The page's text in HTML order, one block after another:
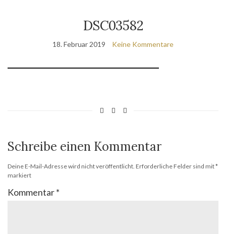
DSC03582
18. Februar 2019 Keine Kommentare
Schreibe einen Kommentar
Deine E-Mail-Adresse wird nicht veröffentlicht. Erforderliche Felder sind mit*
markiert
Kommentar*